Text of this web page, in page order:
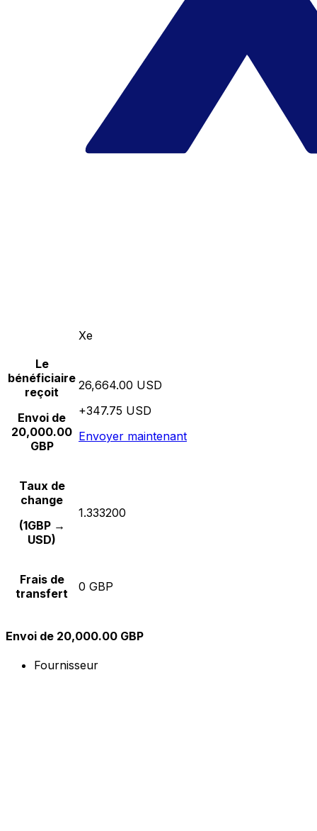
Xe
Le
bénéficiaire
reçoit
Envoi de
20,000.00
GBP
26,664.00 USD
+347.75 USD
Envoyer maintenant
Taux de
change
(1GBP →
USD)
1.333200
Frais de
transfert
0 GBP
Envoi de 20,000.00 GBP
Fournisseur